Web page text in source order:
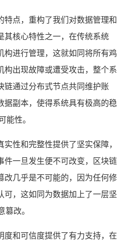
特点，重构了我们对数据管理和
其核心特性之一，在传统系统
构进行管理，这就如同将所有鸡
构出现故障或遭受攻击，整个系
链通过分布式节点共同维护账
据副本，使得系统具有极高的稳
能性。
性和完整性提供了坚实保障，
件一旦发生便不可改变，区块链
改几乎是不可能的，因为任何修
可，这如同为数据加上了一层坚
篡改。
度和可信度提供了有力支持，在